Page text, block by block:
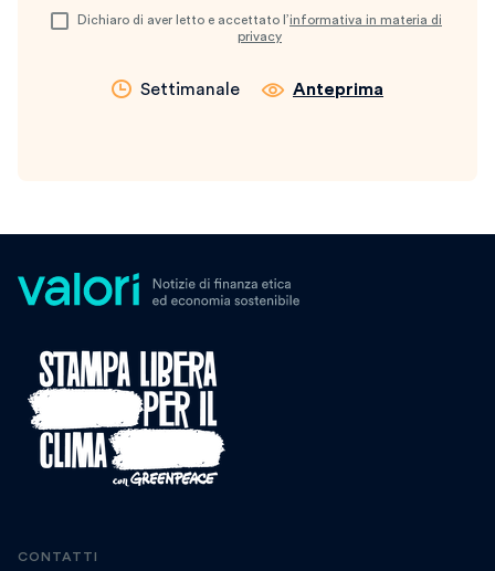
Dichiaro di aver letto e accettato l’informativa in materia di
privacy
Settimanale Anteprima
CONTATTI